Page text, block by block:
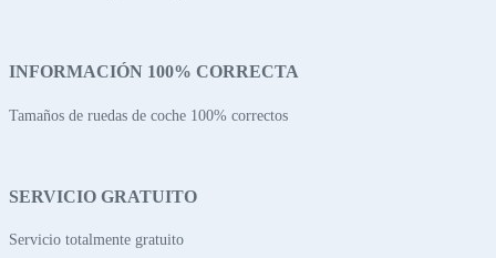
INFORMACIÓN 100% CORRECTA
Tamaños de ruedas de coche 100% correctos
SERVICIO GRATUITO
Servicio totalmente gratuito